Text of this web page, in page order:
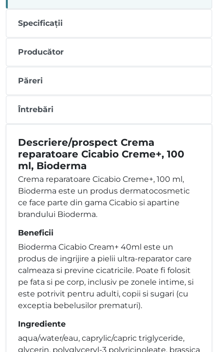
Specificații
Producător
Păreri
Întrebări
Descriere/prospect Crema
reparatoare Cicabio Creme+, 100
ml, Bioderma
Crema reparatoare Cicabio Creme+, 100 ml,
Bioderma este un produs dermatocosmetic
ce face parte din gama Cicabio si apartine
brandului Bioderma.
Beneficii
Bioderma Cicabio Cream+ 40ml este un
produs de ingrijire a pielii ultra-reparator care
calmeaza si previne cicatricile. Poate fi folosit
pe fata si pe corp, inclusiv pe zonele intime, si
este potrivit pentru adulti, copii si sugari (cu
exceptia bebelusilor prematuri).
Ingrediente
aqua/water/eau, caprylic/capric triglyceride,
glycerin, polyglyceryl-3 polyricinoleate, brassica